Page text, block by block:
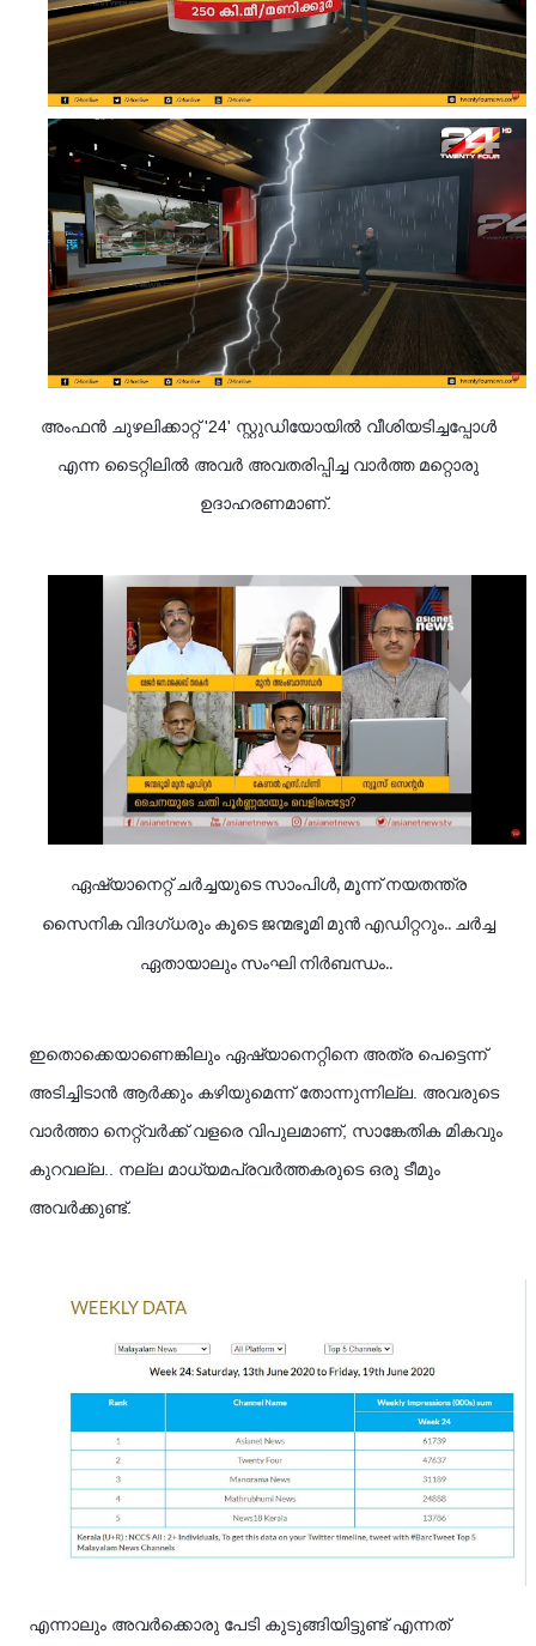
അംഫൻ ചുഴലിക്കാറ്റ് '24' സ്റ്റുഡിയോയിൽ വീശിയടിച്ചപ്പോൾ
എന്ന ടൈറ്റിലിൽ അവർ അവതരിപ്പിച്ച വാർത്ത മറ്റൊരു
ഉദാഹരണമാണ്.
ഏഷ്യാനെറ്റ് ചർച്ചയുടെ സാംപിൾ, മൂന്ന് നയതന്ത്ര
സൈനിക വിദഗ്ധരും കൂടെ ജന്മഭൂമി മുൻ എഡിറ്ററും.. ചർച്ച
ഏതായാലും സംഘി നിർബന്ധം..
ഇതൊക്കെയാണെങ്കിലും ഏഷ്യാനെറ്റിനെ അത്ര പെട്ടെന്ന്
അടിച്ചിടാൻ ആർക്കും കഴിയുമെന്ന് തോന്നുന്നില്ല. അവരുടെ
വാർത്താ നെറ്റ്‌വർക്ക് വളരെ വിപുലമാണ്, സാങ്കേതിക മികവും
കുറവല്ല.. നല്ല മാധ്യമപ്രവർത്തകരുടെ ഒരു ടീമും
അവർക്കുണ്ട്.
എന്നാലും അവർക്കൊരു പേടി കുടുങ്ങിയിട്ടുണ്ട് എന്നത്